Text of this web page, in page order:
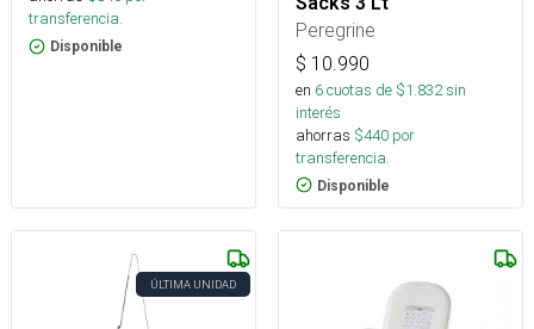
transferencia.
Disponible
Peregrine
$ 10.990
en 6cuotas de $1.832sin
interés
ahorras $440 por
transferencia.
Disponible
ÚLTIMA UNIDAD